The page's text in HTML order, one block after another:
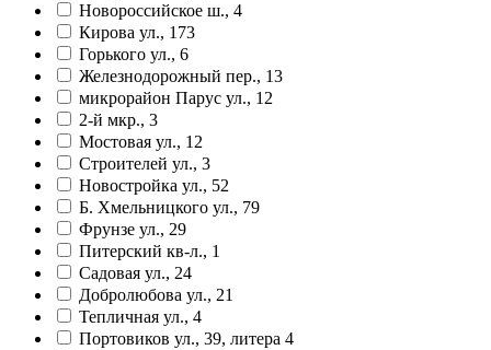
Новороссийское ш., 4
Кирова ул., 173
Горького ул., 6
Железнодорожный пер., 13
микрорайон Парус ул., 12
2-й мкр., 3
Мостовая ул., 12
Строителей ул., 3
Новостройка ул., 52
Б. Хмельницкого ул., 79
Фрунзе ул., 29
Питерский кв-л., 1
Садовая ул., 24
Добролюбова ул., 21
Тепличная ул., 4
Портовиков ул., 39, литера 4